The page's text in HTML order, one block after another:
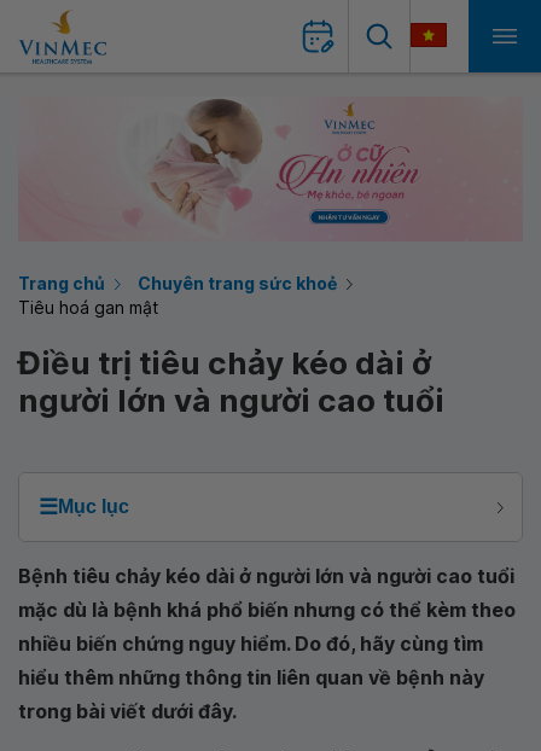
Trang chủ
Chuyên trang sức khoẻ
Tiêu hoá gan mật
Điều trị tiêu chảy kéo dài ở
người lớn và người cao tuổi
☰Mục lục
Bệnh tiêu chảy kéo dài ở người lớn và người cao tuổi
mặc dù là bệnh khá phổ biến nhưng có thể kèm theo
nhiều biến chứng nguy hiểm. Do đó, hãy cùng tìm
hiểu thêm những thông tin liên quan về bệnh này
trong bài viết dưới đây.